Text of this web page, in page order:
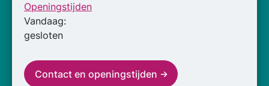
Openingstijden
Vandaag:
gesloten
Contact en openingstijden